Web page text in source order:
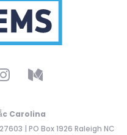
Carolina
| PO Box 1926 Raleigh NC